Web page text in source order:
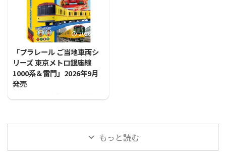
2026/7/31
「プラレール ご当地車両シ
リーズ 東京メトロ銀座線
1000系＆雷門」2026年9月
発売
もっと読む